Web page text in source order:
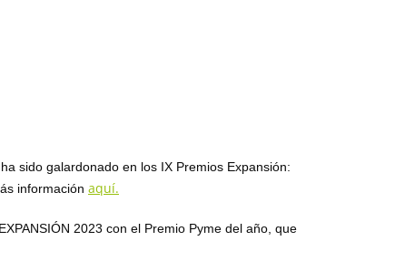
sido galardonado en los IX Premios Expansión:
información aquí.
2023 con el Premio Pyme del año, que